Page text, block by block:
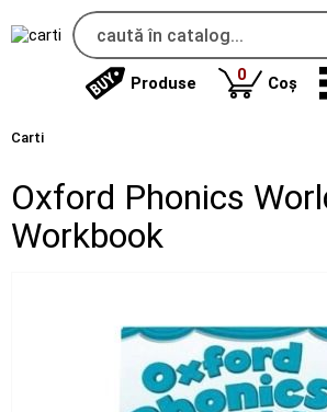
Produse 0produse
Coș
Carti
Oxford Phonics
Workbook